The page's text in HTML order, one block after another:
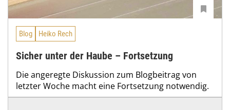
Blog Heiko Rech
Sicher unter der Haube – Fortsetzung
Die angeregte Diskussion zum Blogbeitrag von
letzter Woche macht eine Fortsetzung notwendig.